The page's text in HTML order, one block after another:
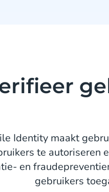
Identity maakt
te autoriseren
en
gebruikers